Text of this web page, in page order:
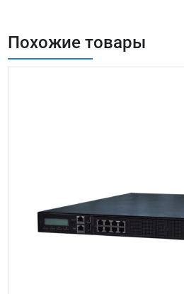
Похожие товары